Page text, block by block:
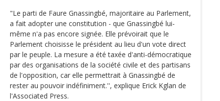
"Le parti de Faure Gnassingbé, majoritaire au Parlement,
a fait adopter une constitution - que Gnassingbé lui-
même n'a pas encore signée. Elle prévoirait que le
Parlement choisisse le président au lieu d'un vote direct
par le peuple. La mesure a été taxée d'anti-démocratique
par des organisations de la société civile et des partisans
de l'opposition, car elle permettrait à Gnassingbé de
rester au pouvoir indéfiniment.'', explique Erick Kglan de
l'Associated Press.